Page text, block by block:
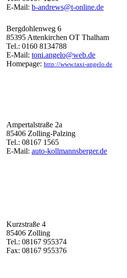
E-Mail: b-andrews@t-online.de
Bergdohlenweg 6
85395 Attenkirchen OT Thalham
Tel.: 0160 8134788
E-Mail: toni.angelo@web.de
Homepage: http://www.taxi-angelo.de
Ampertalstraße 2a
85406 Zolling-Palzing
Tel.: 08167 1565
E-Mail: auto-kollmannsberger.de
Kurzstraße 4
85406 Zolling
Tel.: 08167 955374
Fax: 08167 955376